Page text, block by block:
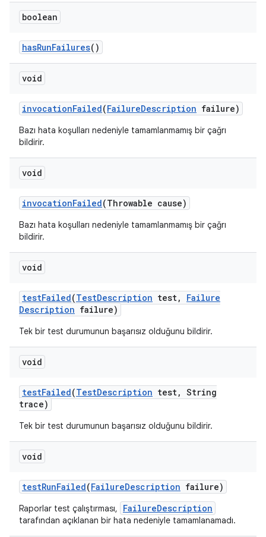
boolean
hasRunFailures()
void
invocationFailed(FailureDescription failure)
Bazı hata koşulları nedeniyle tamamlanmamış bir çağrı
bildirir.
void
invocationFailed(Throwable cause)
Bazı hata koşulları nedeniyle tamamlanmamış bir çağrı
bildirir.
void
testFailed(TestDescription test,
Failure
Description failure)
Tek bir test durumunun başarısız olduğunu bildirir.
void
testFailed(TestDescription test, String
trace)
Tek bir test durumunun başarısız olduğunu bildirir.
void
testRunFailed(FailureDescription failure)
Raporlar test çalıştırması, FailureDescription
tarafından açıklanan bir hata nedeniyle tamamlanamadı.